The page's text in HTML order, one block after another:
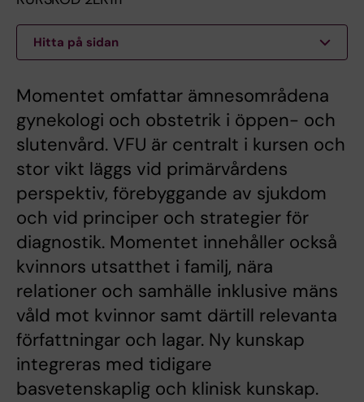
Hitta på sidan
Momentet omfattar ämnesområdena
gynekologi och obstetrik i öppen- och
slutenvård. VFU är centralt i kursen och
stor vikt läggs vid primärvårdens
perspektiv, förebyggande av sjukdom
och vid principer och strategier för
diagnostik. Momentet innehåller också
kvinnors utsatthet i familj, nära
relationer och samhälle inklusive mäns
våld mot kvinnor samt därtill relevanta
författningar och lagar. Ny kunskap
integreras med tidigare
basvetenskaplig och klinisk kunskap.